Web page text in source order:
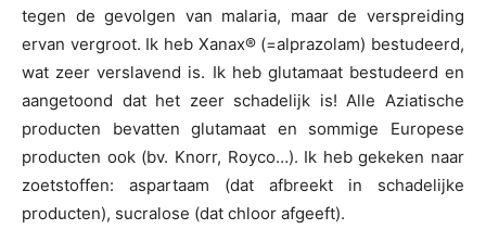
tegen de gevolgen van malaria, maar de verspreiding
ervan vergroot. Ik heb Xanax® (=alprazolam) bestudeerd,
wat zeer verslavend is. Ik heb glutamaat bestudeerd en
aangetoond dat het zeer schadelijk is! Alle Aziatische
producten bevatten glutamaat en sommige Europese
producten ook (bv. Knorr, Royco…). Ik heb gekeken naar
zoetstoffen: aspartaam (dat afbreekt in schadelijke
producten), sucralose (dat chloor afgeeft).